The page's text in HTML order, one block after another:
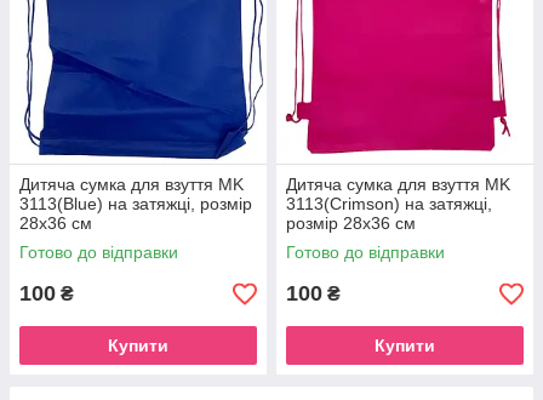
Дитяча сумка для взуття MK
3113(Blue) на затяжці, розмір
28х36 см
Готово до відправки
100 ₴
Купити
Дитяча сумка для взуття MK
3113(Crimson) на затяжці,
розмір 28х36 см
Готово до відправки
100 ₴
Купити